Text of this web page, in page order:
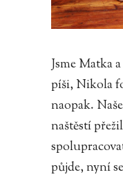
Jsme Matka
píši, Nikola
naopak.
naštěstí
půjde, nyní